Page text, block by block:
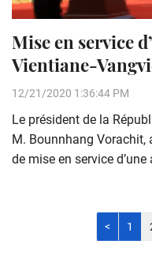
Mise en service
Vientiane-
12/21/2020 1:36:44 PM
Le président de la
M. Bounnhang Vorachit,
de mise en service
< 1